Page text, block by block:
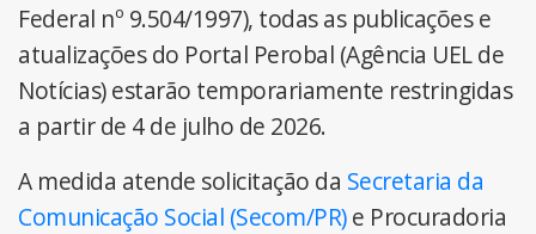
Federal nº 9.504/1997), todas as publicações e
atualizações do Portal Perobal (Agência UEL de
Notícias) estarão temporariamente restringidas
a partir de 4 de julho de 2026.
A medida atende solicitação da Secretaria da
Comunicação Social (Secom/PR)e Procuradoria